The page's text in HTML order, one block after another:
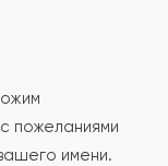
с пожеланиями
имени.